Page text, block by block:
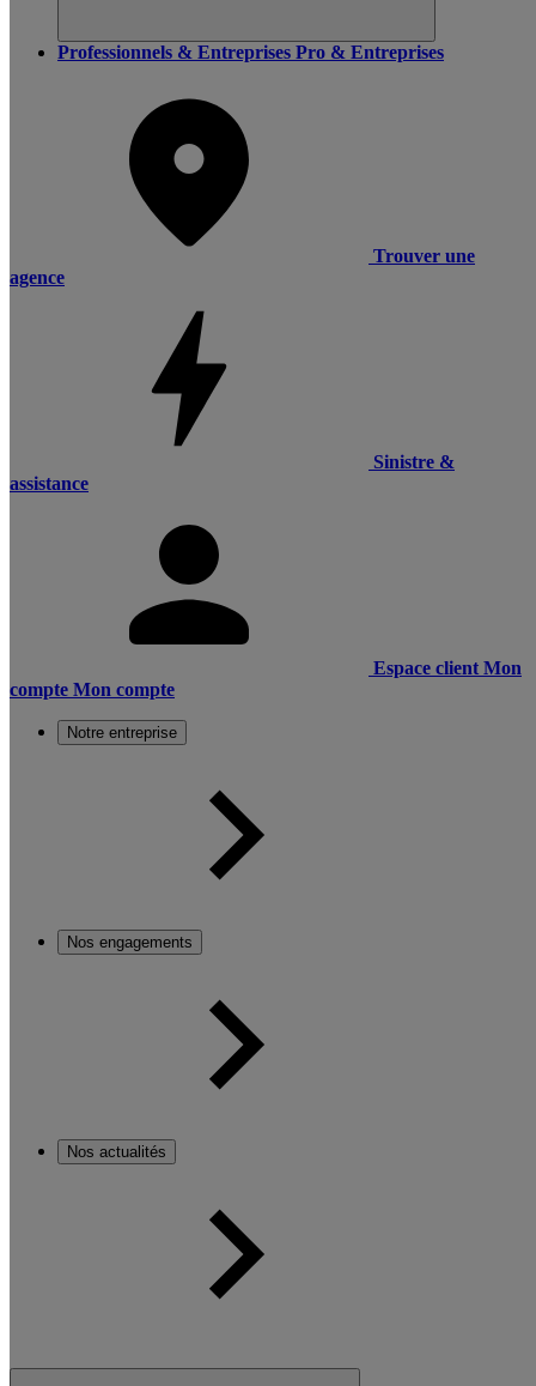
Professionnels & Entreprises Pro & Entreprises
Trouver une
agence
Sinistre &
assistance
Espace client Mon
compte Mon compte
Notre entreprise
Nos engagements
Nos actualités